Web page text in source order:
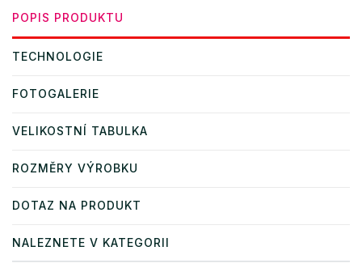
POPIS PRODUKTU
TECHNOLOGIE
FOTOGALERIE
VELIKOSTNÍ TABULKA
ROZMĚRY VÝROBKU
DOTAZ NA PRODUKT
NALEZNETE V KATEGORII